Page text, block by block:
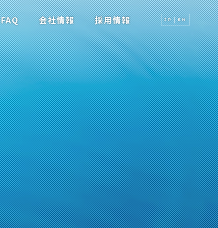
FAQ 会社情報 採用情報 JP EN